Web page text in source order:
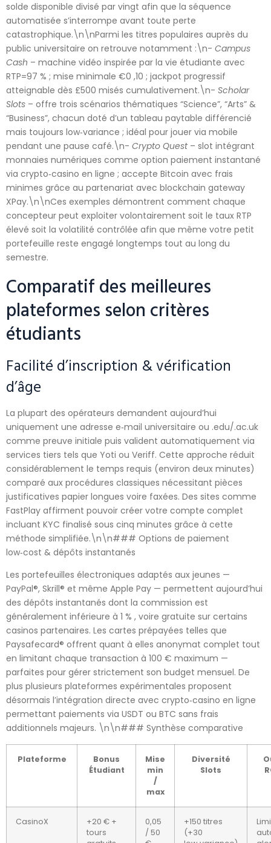
solde disponible divisé par vingt afin que la séquence
automatisée s’interrompe avant toute perte
catastrophique.\n\nParmi les titres populaires auprès du
public universitaire on retrouve notamment :\n- Campus
Cash – machine vidéo inspirée par la vie étudiante avec
RTP=97 % ; mise minimale €0 ,10 ; jackpot progressif
atteignable dès £500 misés cumulativement.\n- Scholar
Slots – offre trois scénarios thématiques “Science”, “Arts” &
“Business”, chacun doté d’un tableau paytable différencié
mais toujours low‑variance ; idéal pour jouer via mobile
pendant une pause café.\n- Crypto Quest– slot intégrant
monnaies numériques comme option paiement instantané
via crypto‑casino en ligne ; accepte Bitcoin avec frais
minimes grâce au partenariat avec blockchain gateway
XPay.\n\nCes exemples démontrent comment chaque
concepteur peut exploiter volontairement soit le taux RTP
élevé soit la volatilité contrôlée afin que même votre petit
portefeuille reste engagé longtemps tout au long du
semestre.
Comparatif des meilleures
plateformes selon critères
étudiants
Facilité d’inscription & vérification
d’âge
La plupart des opérateurs demandent aujourd’hui
uniquement une adresse e‑mail universitaire ou .edu/.ac.uk
comme preuve initiale puis valident automatiquement via
services tiers tels que Yoti ou Veriff.​ Cette approche réduit
considérablement le temps requis (environ deux minutes)
comparé aux procédures classiques nécessitant pièces
justificatives papier longues voire faxées.​ Des sites comme
FastPlay affirment pouvoir créer votre compte complet
incluant KYC finalisé sous cinq minutes grâce à cette
méthode simplifiée.​\n\n### Options de paiement
low‑cost & dépôts instantanés
Les portefeuilles électroniques adaptés aux jeunes —
PayPal®, Skrill® et même Apple Pay — permettent aujourd’hui
des dépôts instantanés dont la commission est
généralement inférieure à ​1 %​ , voire gratuite sur certains
casinos partenaires.​ Les cartes prépayées telles que
Paysafecard® offrent quant à elles anonymat complet tout
en limitant chaque transaction à ​100 €​ maximum —
parfaites pour gérer strictement son budget mensuel.​ De
plus plusieurs plateformes expérimentales proposent
désormais l’intégration directe avec crypto‑casino en ligne
permettant paiements via USDT ou BTC sans frais
additionnels majeurs​. \n\n### Synthèse comparative
Plateforme
Bonus
Étudiant
Mise
min
/
max
Diversité
Slots
CasinoX
+20 € +
tours
0,05
/ 50
+150 titres
(+30